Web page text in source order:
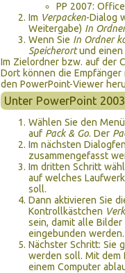
PP 2007:
Im Verpacken-Dialog
Weitergabe) In
Wenn Sie In Ordner
Speicherortund einen
Im Zielordner bzw. auf der
Dort können die
den PowerPoint-Viewer
Unter PowerPoint
Wählen Sie den
auf Pack & Go. Der
Im nächsten
zusammengefasst
Im dritten Schritt
auf welches
soll.
Dann aktivieren Sie
Kontrollkästchen
sein, damit alle
eingebunden werden.
Nächster Schritt: Sie
werden soll. Mit dem
einem Computer